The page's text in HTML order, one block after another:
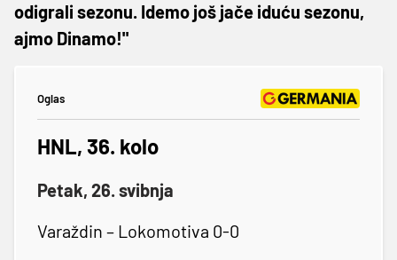
odigrali sezonu. Idemo još jače iduću sezonu,
ajmo Dinamo!"
Oglas
HNL, 36. kolo
Petak, 26. svibnja
Varaždin – Lokomotiva 0-0